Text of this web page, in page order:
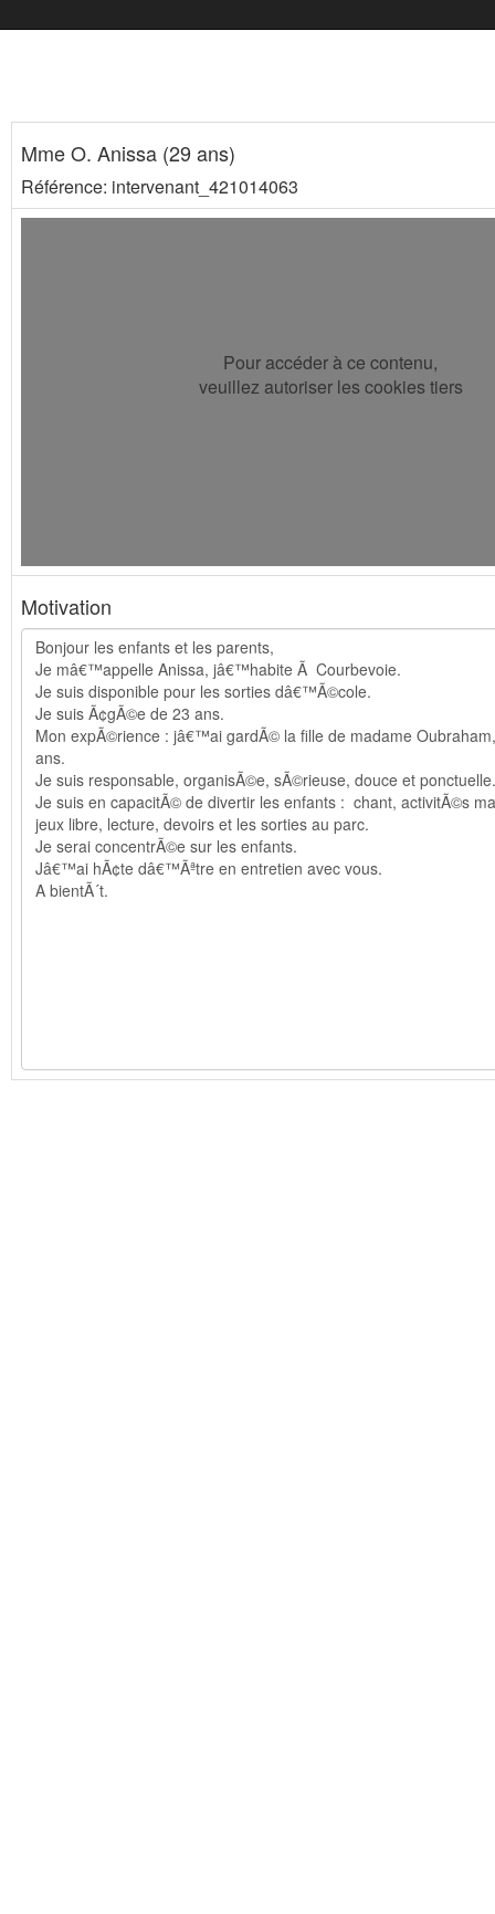
Mme O. Anissa (29 ans)
Référence: intervenant_421014063
Pour accéder à ce contenu,
veuillez autoriser les cookies tiers
Motivation